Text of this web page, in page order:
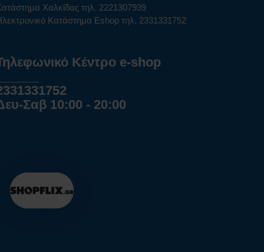
Χαλκίδας τηλ. 2221307939
Κατάστημα Eshop τηλ. 2331331752
Κέντρο e-shop
Σαβ 10:00 - 20:00